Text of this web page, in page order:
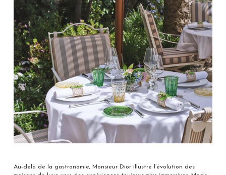
Au-delà de la gastronomie, Monsieur Dior illustre l’évolution des